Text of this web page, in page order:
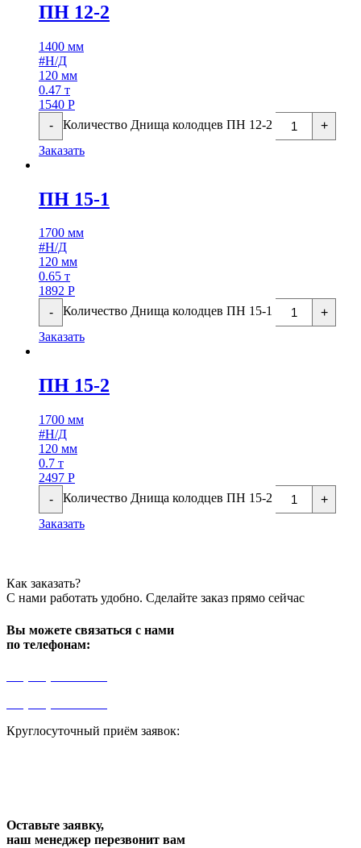
ПН 12-2
1400 мм
#Н/Д
120 мм
0.47 т
1540 Р
-
Количество Днища колодцев ПН 12-2
+
Заказать
ПН 15-1
1700 мм
#Н/Д
120 мм
0.65 т
1892 Р
-
Количество Днища колодцев ПН 15-1
+
Заказать
ПН 15-2
1700 мм
#Н/Д
120 мм
0.7 т
2497 Р
-
Количество Днища колодцев ПН 15-2
+
Заказать
Как заказать?
С нами работать удобно. Сделайте заказ прямо сейчас
Вы можете связаться с нами
по телефонам:
Круглосуточный приём заявок:
Оставьте заявку,
наш менеджер перезвонит вам